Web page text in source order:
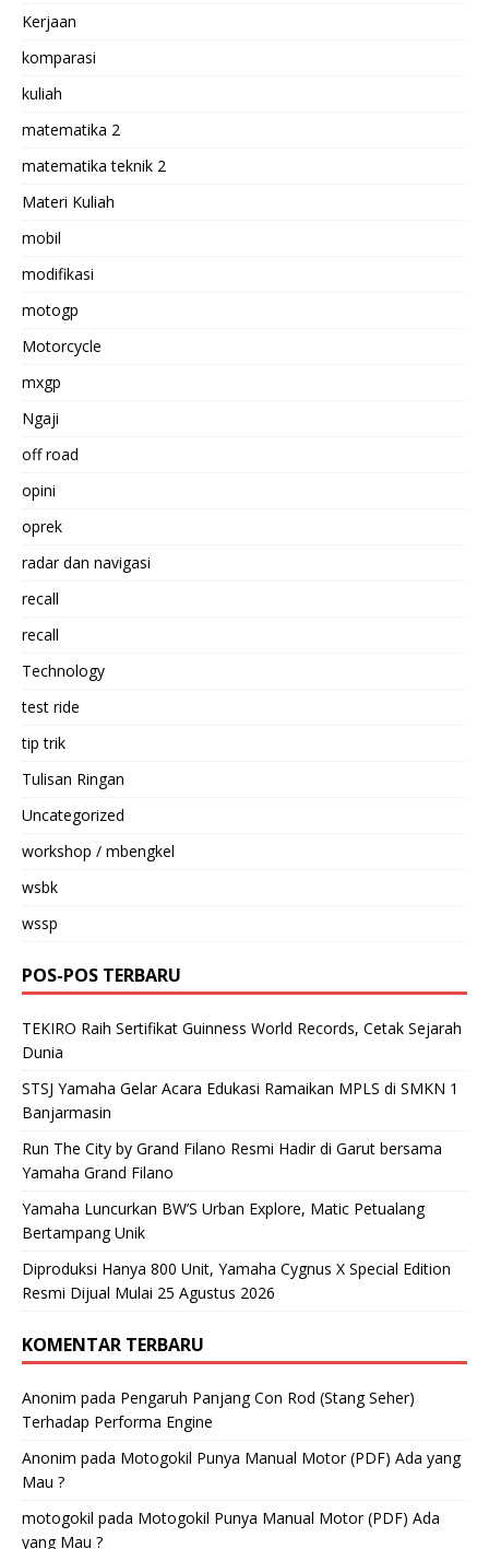
Kerjaan
komparasi
kuliah
matematika 2
matematika teknik 2
Materi Kuliah
mobil
modifikasi
motogp
Motorcycle
mxgp
Ngaji
off road
opini
oprek
radar dan navigasi
recall
recall
Technology
test ride
tip trik
Tulisan Ringan
Uncategorized
workshop / mbengkel
wsbk
wssp
POS-POS TERBARU
TEKIRO Raih Sertifikat Guinness World Records, Cetak Sejarah
Dunia
STSJ Yamaha Gelar Acara Edukasi Ramaikan MPLS di SMKN 1
Banjarmasin
Run The City by Grand Filano Resmi Hadir di Garut bersama
Yamaha Grand Filano
Yamaha Luncurkan BW’S Urban Explore, Matic Petualang
Bertampang Unik
Diproduksi Hanya 800 Unit, Yamaha Cygnus X Special Edition
Resmi Dijual Mulai 25 Agustus 2026
KOMENTAR TERBARU
Anonim pada Pengaruh Panjang Con Rod (Stang Seher)
Terhadap Performa Engine
Anonim pada Motogokil Punya Manual Motor (PDF) Ada yang
Mau ?
motogokil pada Motogokil Punya Manual Motor (PDF) Ada
yang Mau ?